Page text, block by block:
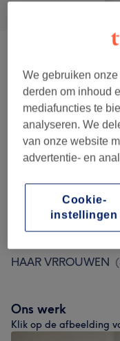
TWIST (1)
BLACK HAIR -
KINDEREN -
VROUWEN -
WIGS. (28)
HAAR VRROUWEN (
Ons werk
Klik op de afbeelding
We gebruiken
derden om inhoud
mediafuncties te
analyseren. We
van onze website
advertentie- en
Cookie-
instellingen